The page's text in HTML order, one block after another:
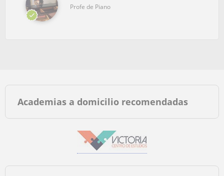
Profe de Piano
Academias a domicilio recomendadas